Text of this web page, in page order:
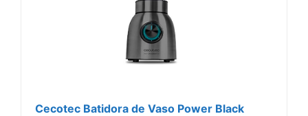
Cecotec Batidora de Vaso Power Black